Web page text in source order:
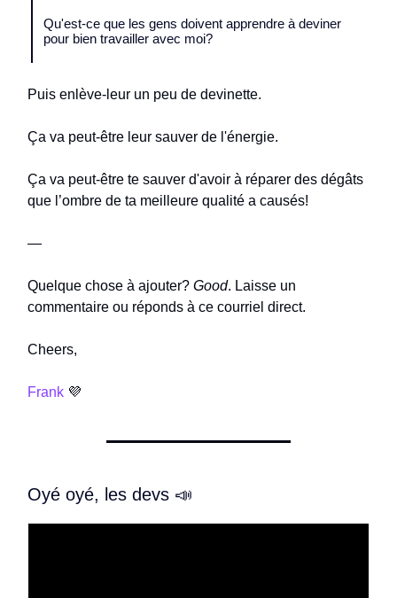
Qu'est-ce que les gens doivent apprendre à deviner
pour bien travailler avec moi?
Puis enlève-leur un peu de devinette.
Ça va peut-être leur sauver de l'énergie.
Ça va peut-être te sauver d'avoir à réparer des dégâts
que l’ombre de ta meilleure qualité a causés!
—
Quelque chose à ajouter? Good. Laisse un
commentaire ou réponds à ce courriel direct.
Cheers,
Frank 💜
Oyé oyé, les devs 📣